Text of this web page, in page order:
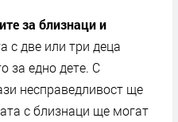
за близнаци и
с две или три деца
за едно дете. С
несправедливост ще
с близнаци ще могат